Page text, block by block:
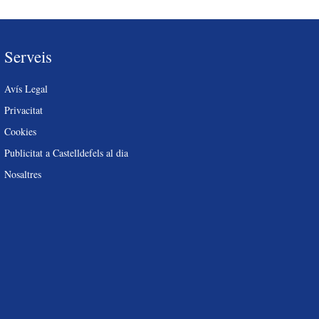
Serveis
Avís Legal
Privacitat
Cookies
Publicitat a Castelldefels al dia
Nosaltres